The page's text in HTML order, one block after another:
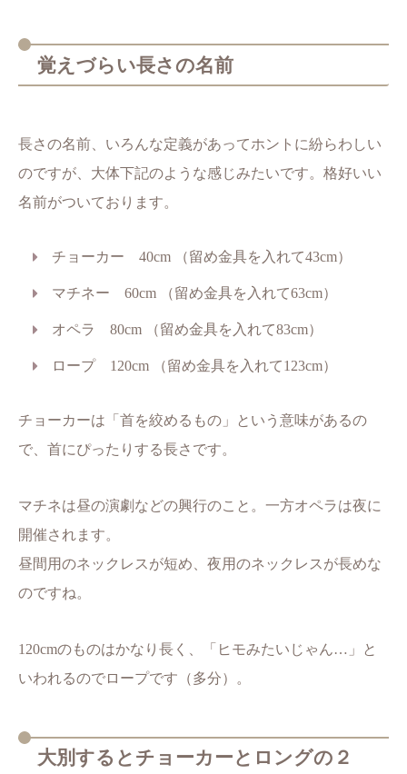
覚えづらい長さの名前
長さの名前、いろんな定義があってホントに紛らわしい
のですが、大体下記のような感じみたいです。格好いい
名前がついております。
チョーカー 40cm （留め金具を入れて43cm）
マチネー 60cm （留め金具を入れて63cm）
オペラ 80cm （留め金具を入れて83cm）
ロープ 120cm （留め金具を入れて123cm）
チョーカーは「首を絞めるもの」という意味があるの
で、首にぴったりする長さです。
マチネは昼の演劇などの興行のこと。一方オペラは夜に
開催されます。
昼間用のネックレスが短め、夜用のネックレスが長めな
のですね。
120cmのものはかなり長く、「ヒモみたいじゃん…」と
いわれるのでロープです（多分）。
大別するとチョーカーとロングの２